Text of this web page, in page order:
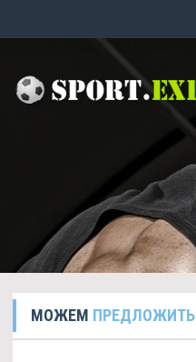
МОЖЕМ ПРЕДЛОЖИТЬ